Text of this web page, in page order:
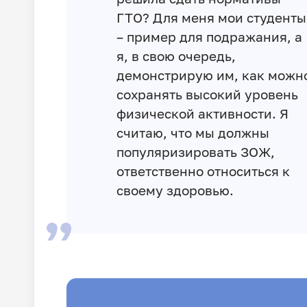
ГТО? Для меня мои студенты
– пример для подражания, а
я, в свою очередь,
демонстрирую им, как
сохранять высокий уровень
физической активности. Я
считаю, что мы должны
популяризировать ЗОЖ,
ответственно относиться к
своему здоровью.